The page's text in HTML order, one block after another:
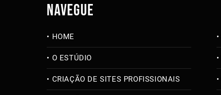
NAVEGUE
HOME
O ESTÚDIO
CRIAÇÃO DE SITES PROFISSIONAIS